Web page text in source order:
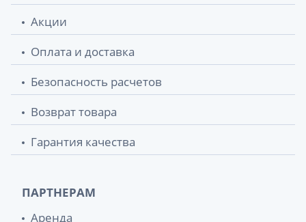
Акции
Оплата и доставка
Безопасность расчетов
Возврат товара
Гарантия качества
ПАРТНЕРАМ
Аренда